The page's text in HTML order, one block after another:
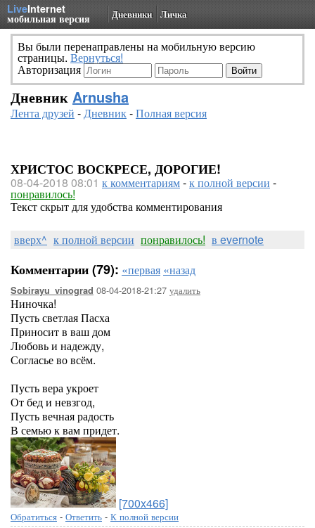
LiveInternet
мобильная версия Дневники Личка
Вы были перенаправлены на мобильную версию
страницы. Вернуться!
Авторизация
Дневник Arnusha
Лента друзей -Дневник-Полная версия
ХРИСТОС ВОСКРЕСЕ, ДОРОГИЕ!
08-04-2018 08:01 к комментариям-к полной версии -
понравилось!
Текст скрыт для удобства комментирования
вверх^ к полной версии понравилось! в evernote
Комментарии (79): «первая «назад
Sobirayu_vinograd 08-04-2018-21:27 удалить
Ниночка!
Пусть светлая Пасха
Приносит в ваш дом
Любовь и надежду,
Согласье во всём.
Пусть вера укроет
От бед и невзгод,
Пусть вечная радость
В семью к вам придет.
[700x466]
Обратиться - Ответить - К полной версии